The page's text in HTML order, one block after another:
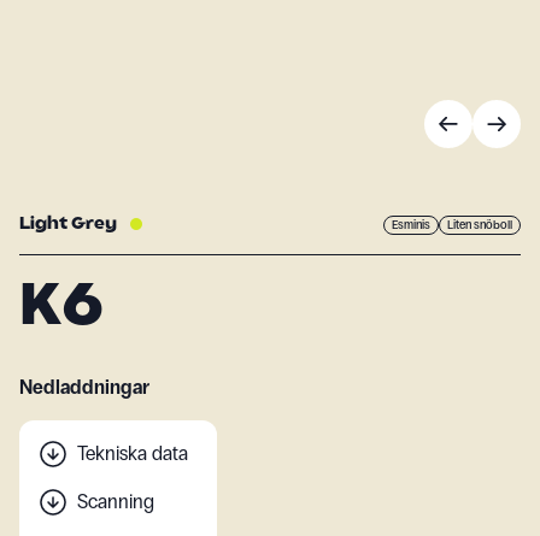
Light Grey Esminis Liten snöboll
K6
Nedladdningar
Tekniska data
Scanning